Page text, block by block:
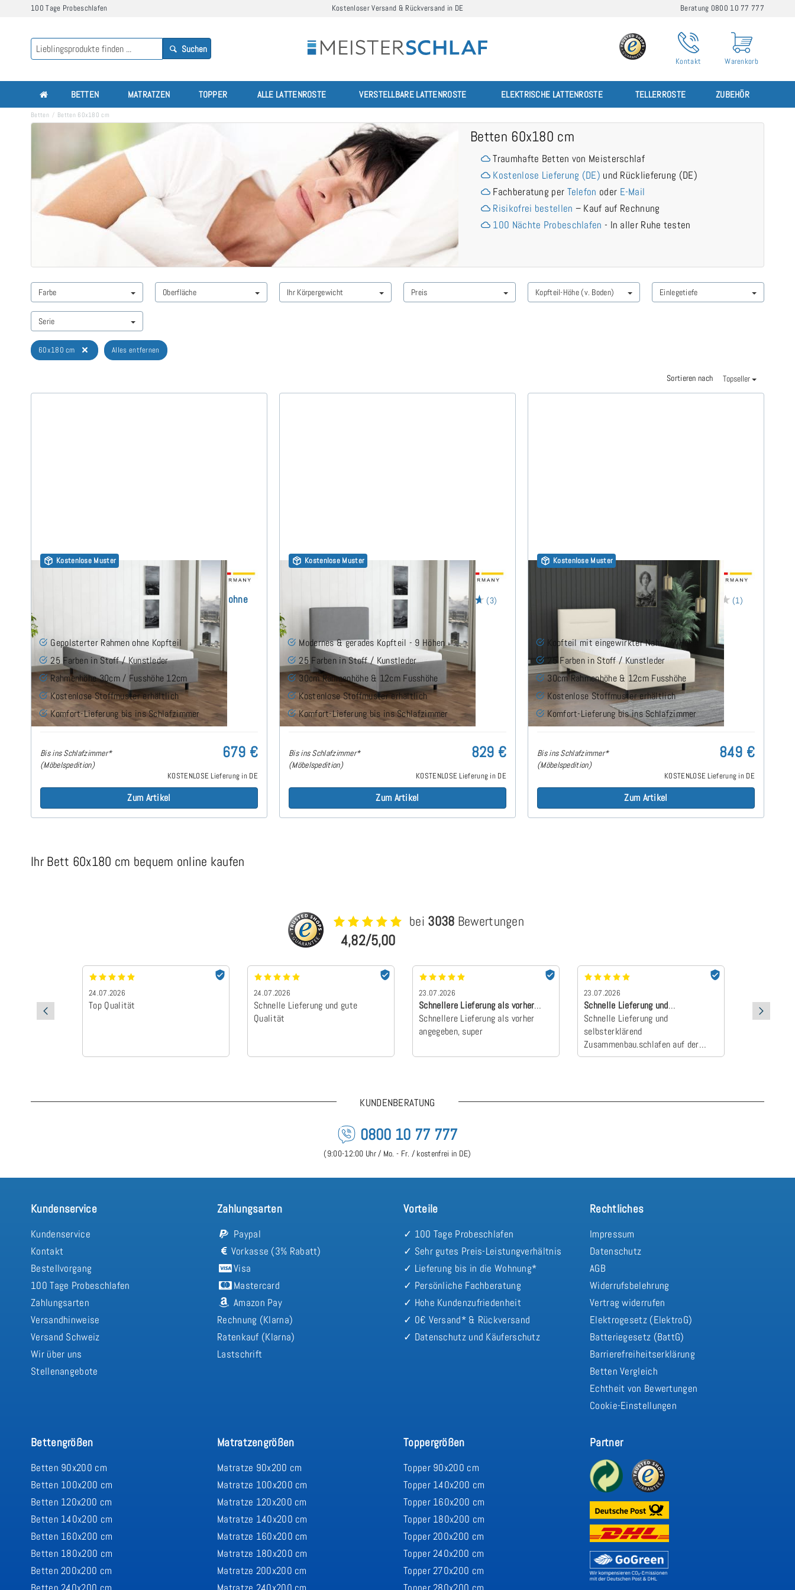
100 Tage Probeschlafen Kostenloser Versand & Rückversand in DE Beratung 0800 10 77 777
Suchen
Kontakt Warenkorb
BETTEN MATRATZEN TOPPER ALLE LATTENROSTE VERSTELLBARE LATTENROSTE ELEKTRISCHE LATTENROSTE TELLERROSTE ZUBEHÖR
Betten Betten 60x180 cm
Betten 60x180 cm
Traumhafte Betten von Meisterschlaf
Kostenlose Lieferung (DE) und Rücklieferung (DE)
Fachberatung per Telefon oder E-Mail
Risikofrei bestellen – Kauf auf Rechnung
100 Nächte Probeschlafen - In aller Ruhe testen
Farbe Oberfläche Ihr Körpergewicht Preis Kopfteil-Höhe (v. Boden) Einlegetiefe
Serie
60x180 cm Alles entfernen
Sortieren nach Topseller
Kostenlose Muster
30er Rahmenbett 60x180 cm - Polsterbett ohne
Gepolsterter Rahmen ohne Kopfteil
25 Farben in Stoff / Kunstleder
Rahmenhöhe 30cm / Fusshöhe 12cm
Kostenlose Stoffmuster erhältlich
Komfort-Lieferung bis ins Schlafzimmer
Bis ins Schlafzimmer*
(Möbelspedition)
679 €
KOSTENLOSE Lieferung in DE
Zum Artikel
Kostenlose Muster
Arminius Polsterbett 60x180 cm (3)
Modernes & gerades Kopfteil - 9 Höhen
25 Farben in Stoff / Kunstleder
30cm Rahmenhöhe & 12cm Fusshöhe
Kostenlose Stoffmuster erhältlich
Komfort-Lieferung bis ins Schlafzimmer
Bis ins Schlafzimmer*
(Möbelspedition)
829 €
KOSTENLOSE Lieferung in DE
Zum Artikel
Kostenlose Muster
Horizon Polsterbett 60x180 cm (1)
Kopfteil mit eingewirkter Naht - 7 Höhen
25 Farben in Stoff / Kunstleder
30cm Rahmenhöhe & 12cm Fusshöhe
Kostenlose Stoffmuster erhältlich
Komfort-Lieferung bis ins Schlafzimmer
Bis ins Schlafzimmer*
(Möbelspedition)
849 €
KOSTENLOSE Lieferung in DE
Zum Artikel
Ihr Bett 60x180 cm bequem online kaufen
4,82/5,00
bei 3038 Bewertungen
24.07.2026
Top Qualität
24.07.2026
Schnelle Lieferung und gute
Qualität
23.07.2026
Schnellere Lieferung als vorher
angegebe…
Schnellere Lieferung als vorher
angegeben, super
23.07.2026
Schnelle Lieferung und
selbsterklärend Z…
Schnelle Lieferung und
selbsterklärend
Zusammenbau.schlafen auf der
neuen Matratze einfach himmlisch
absolut
Der
KUNDENBERATUNG
0800 10 77 777
(9:00-12:00 Uhr / Mo. - Fr. / kostenfrei in DE)
Kundenservice
Kundenservice
Kontakt
Bestellvorgang
100 Tage Probeschlafen
Zahlungsarten
Versandhinweise
Versand Schweiz
Wir über uns
Stellenangebote
Zahlungsarten
Paypal
Vorkasse (3% Rabatt)
Visa
Mastercard
Amazon Pay
Rechnung (Klarna)
Ratenkauf (Klarna)
Lastschrift
Vorteile
✓ 100 Tage Probeschlafen
✓ Sehr gutes Preis-Leistungverhältnis
✓ Lieferung bis in die Wohnung*
✓ Persönliche Fachberatung
✓ Hohe Kundenzufriedenheit
✓ 0€ Versand* & Rückversand
✓ Datenschutz und Käuferschutz
Rechtliches
Impressum
Datenschutz
AGB
Widerrufsbelehrung
Vertrag widerrufen
Elektrogesetz (ElektroG)
Batteriegesetz (BattG)
Barrierefreiheitserklärung
Betten Vergleich
Echtheit von Bewertungen
Cookie-Einstellungen
Bettengrößen
Betten 90x200 cm
Betten 100x200 cm
Betten 120x200 cm
Betten 140x200 cm
Betten 160x200 cm
Betten 180x200 cm
Betten 200x200 cm
Betten 240x200 cm
Matratzengrößen
Matratze 90x200 cm
Matratze 100x200 cm
Matratze 120x200 cm
Matratze 140x200 cm
Matratze 160x200 cm
Matratze 180x200 cm
Matratze 200x200 cm
Matratze 240x200 cm
Toppergrößen
Topper 90x200 cm
Topper 140x200 cm
Topper 160x200 cm
Topper 180x200 cm
Topper 200x200 cm
Topper 240x200 cm
Topper 270x200 cm
Topper 280x200 cm
Partner